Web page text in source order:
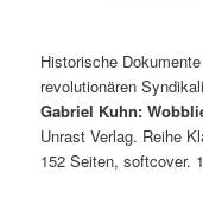
Historische
revolutionären
Gabriel Kuhn:
Unrast Verlag. Reihe
152 Seiten, softcover.